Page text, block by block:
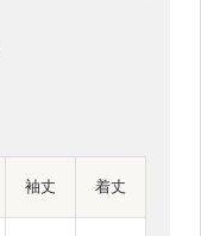
袖丈 着丈